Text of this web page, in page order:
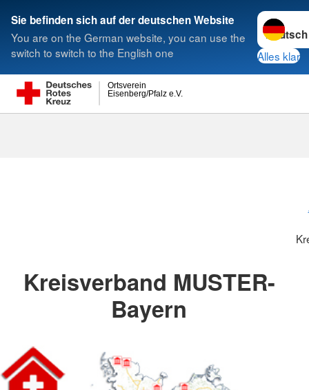
Sie befinden sich auf der deutschen Website
You are on the German website, you can use the
switch to switch to the English one
Sprache
Alles klar
Eisenberg/Pfalz e.V.
Ortsverein
Suche
Kreisverband MUSTER-
Bayern